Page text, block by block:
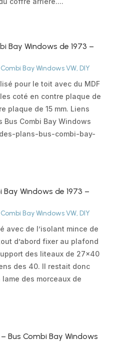
Bay Windows de 1973 –
Combi Bay Windows VW, DIY
pour le toit avec du MDF
coté en contre plaque de
plaque de 15 mm. Liens
Combi Bay Windows
plans-bus-combi-bay-
Windows de 1973 –
Combi Bay Windows VW, DIY
avec de l’isolant mince de
d’abord fixer au plafond
des liteaux de 27x40
des 40. Il restait donc
des morceaux de
Bus Combi Bay Windows